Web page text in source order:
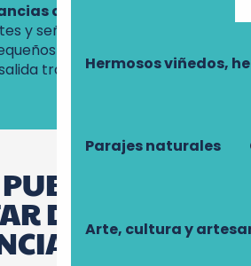
Hermosos viñedos,
Parajes naturales
Arte, cultura y
de seguridad
y señaliza tus cambios de
y sencillos gestos
tranquila para todos.
DE LA